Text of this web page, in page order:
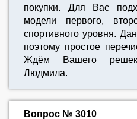
покупки. Для Вас
модели первого,
спортивного уровня.
поэтому простое
Ждём Вашего
Людмила.
Вопрос № 3010